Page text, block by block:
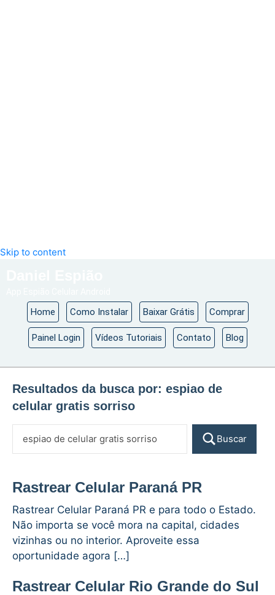
Skip to content
Home Como Instalar Baixar Grátis Comprar
Painel Login Vídeos Tutoriais Contato Blog
Resultados da busca por: espiao de
celular gratis sorriso
Buscar
Rastrear Celular Paraná PR
Rastrear Celular Paraná PR e para todo o Estado.
Não importa se você mora na capital, cidades
vizinhas ou no interior. Aproveite essa
oportunidade agora […]
Rastrear Celular Rio Grande do Sul